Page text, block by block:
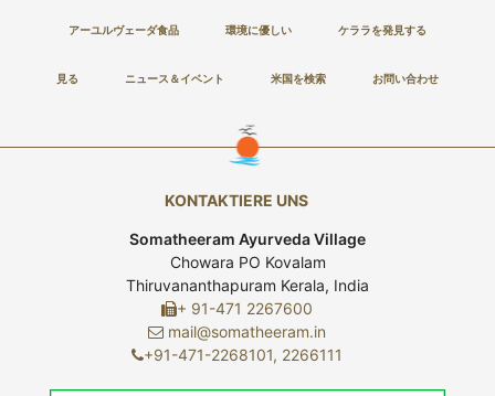
アーユルヴェーダ食品 環境に優しい ケララを発見する
見る ニュース＆イベント 米国を検索 お問い合わせ
KONTAKTIERE UNS
Somatheeram Ayurveda Village
Chowara PO Kovalam
Thiruvananthapuram Kerala, India
+ 91-471 2267600
mail@somatheeram.in
+91-471-2268101, 2266111